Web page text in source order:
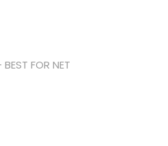
FOR NET